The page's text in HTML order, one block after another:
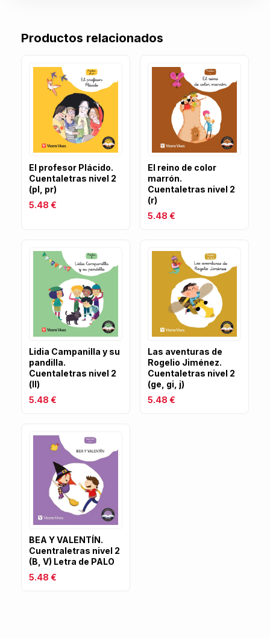
Productos relacionados
El profesor Plácido.
Cuentaletras nivel 2
(pl, pr)
5.48 €
El reino de color
marrón.
Cuentaletras nivel 2
(r)
5.48 €
Lidia Campanilla y su
pandilla.
Cuentaletras nivel 2
(ll)
5.48 €
Las aventuras de
Rogelio Jiménez.
Cuentaletras nivel 2
(ge, gi, j)
5.48 €
BEA Y VALENTÍN.
Cuentraletras nivel 2
(B, V) Letra de PALO
5.48 €